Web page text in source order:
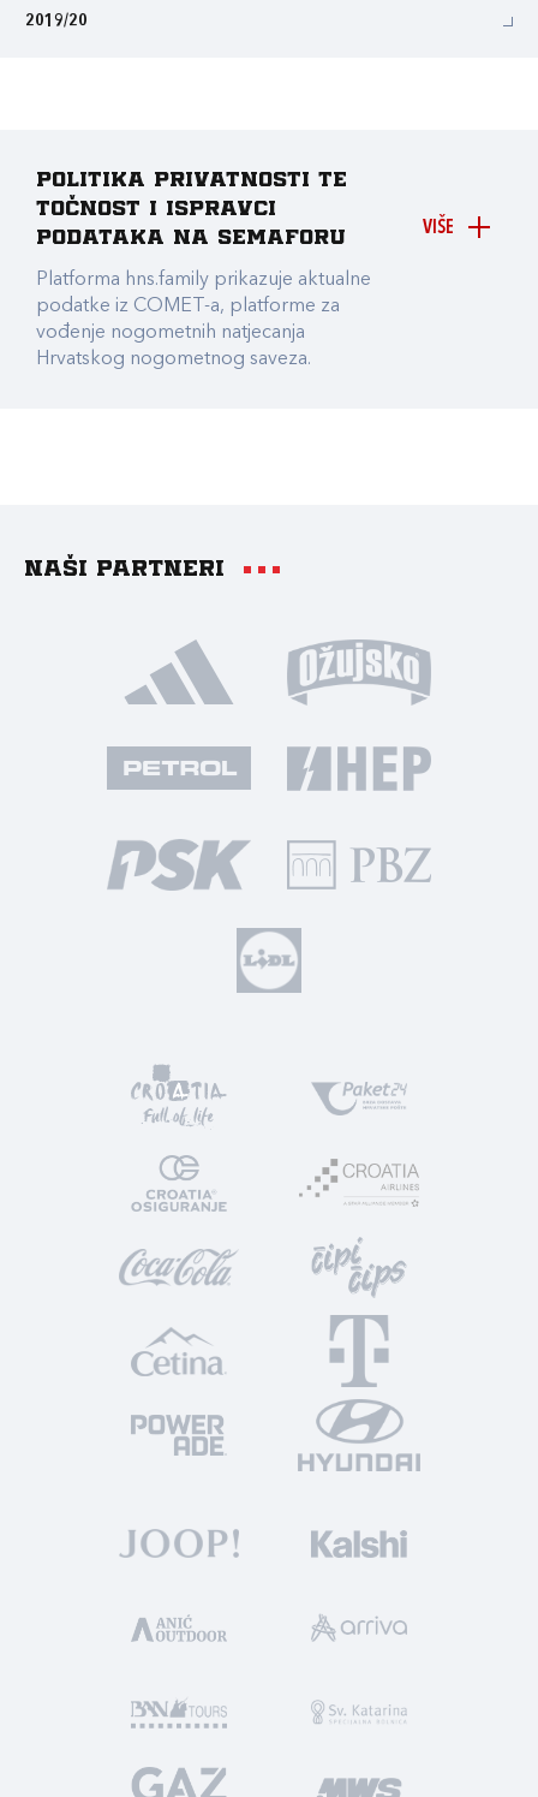
2019/20
VIŠE
Politika privatnosti te
točnost i ispravci
podataka na Semaforu
Platforma hns.family prikazuje aktualne
podatke iz COMET-a, platforme za
vođenje nogometnih natjecanja
Hrvatskog nogometnog saveza.
Naši partneri